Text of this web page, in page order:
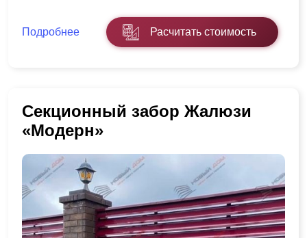
Подробнее Расчитать стоимость
Секционный забор Жалюзи
«Модерн»